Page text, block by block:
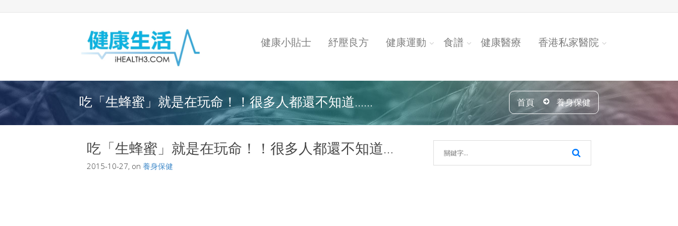
健康小貼士 紓壓良方 健康運動 食譜 健康醫療 香港私家醫院
吃「生蜂蜜」就是在玩命！！很多人都還不知道…... 首頁 養身保健
吃「生蜂蜜」就是在玩命！！很多人都還不知道…
2015-10-27, on 養身保健